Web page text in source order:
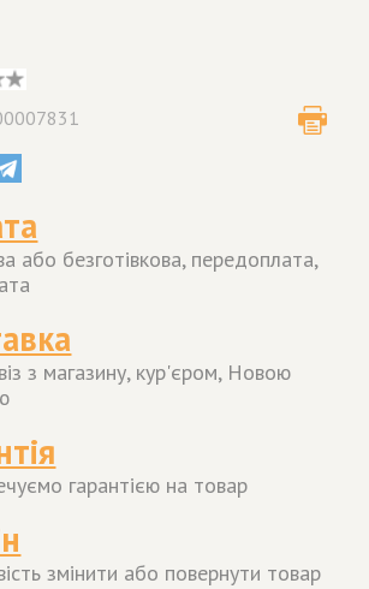
або безготівкова, передоплата,
з магазину, кур'єром, Новою
гарантією на товар
змінити або повернути товар